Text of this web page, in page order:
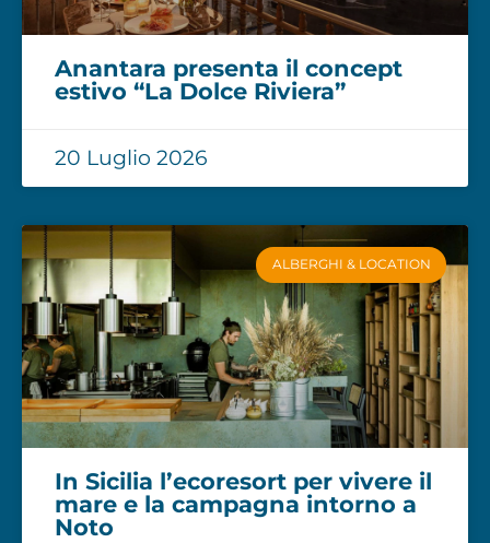
Anantara presenta il concept
estivo “La Dolce Riviera”
20 Luglio 2026
ALBERGHI & LOCATION
In Sicilia l’ecoresort per vivere il
mare e la campagna intorno a
Noto